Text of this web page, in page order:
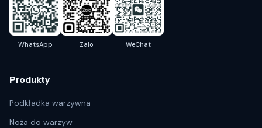
WhatsApp Zalo WeChat
Produkty
Podkładka warzywna
Noża do warzyw